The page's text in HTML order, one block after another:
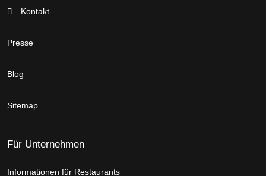
Kontakt
Presse
Blog
Sitemap
Für Unternehmen
Informationen für Restaurants